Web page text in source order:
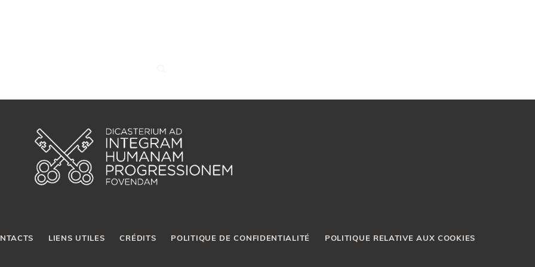
LIENS UTILES CRÉDITS POLITIQUE DE CONFIDENTIALITÉ POLITIQUE RELATIVE AUX COOKIES